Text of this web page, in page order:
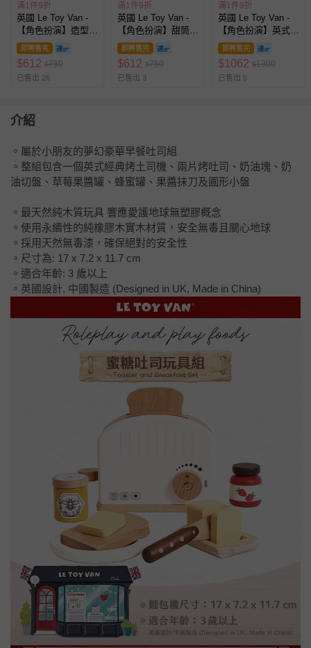
滿1件9折
英國 Le Toy Van -
【角色扮演】造型冰
棒玩具組
即將售完
$612 $750
已售出 26
滿1件9折
英國 Le Toy Van -
【角色扮演】甜筒冰
淇淋玩具組
即將售完
$612 $750
已售出 3
滿1件9折
英國 Le Toy Van -
【角色扮演】英式尊
榮三層下午茶糕點玩
具組
即將售完
$1062 $1300
已售出 5
介紹
。屬於小朋友的夢幻豪華早餐吐司組
。整組包含一個英式經典烤土司機、兩片烤吐司、奶油塊、奶
油切盤、草莓果醬罐、蜂蜜罐、果醬抹刀及圓形小盤
。最天然純木質玩具 響應愛護地球無塑膠概念
。使用永續性的純橡膠木實木材質，安全無毒且關心地球
。採用天然無毒漆，確保絕對的安全性
。尺寸為: 17 x 7.2 x 11.7 cm
。適合年齡: 3 歲以上
。英國設計, 中國製造 (Designed in UK, Made in China)